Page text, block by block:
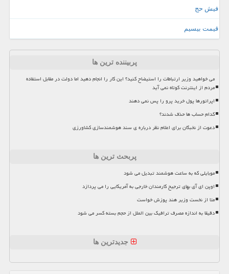
فیش حج
قیمت بیسیم
پربیننده ترین ها
می خواهید وزیر ارتباطات را استیضاح کنید؟ این کار را انجام دهید اما دولت در مقابل استفاده
مردم از اینترنت کوتاه نمی آید
اپراتورها پول خرید پرو را پس نمی دهند
کدام حساب ها حذف شدند؟
دعوت از نخبگان برای اعلام نظر درباره ی سند هوشمندسازی کشاورزی
پربحث ترین ها
موبایلی که به ساعت هوشمند تبدیل می شود
اوپن ای آی بهای ترجیح کارمندان خارجی به آمریکایی را می پردازد
متا از نخست وزیر هند پوزش خواست
دقیقا به اندازه مصرف ترافیک بین الملل از حجم بسته کسر می شود
جدیدترین ها